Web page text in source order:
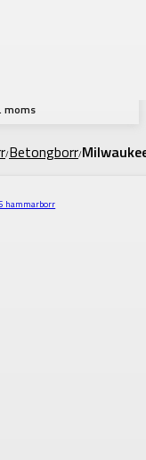
moms
/Betongborr/